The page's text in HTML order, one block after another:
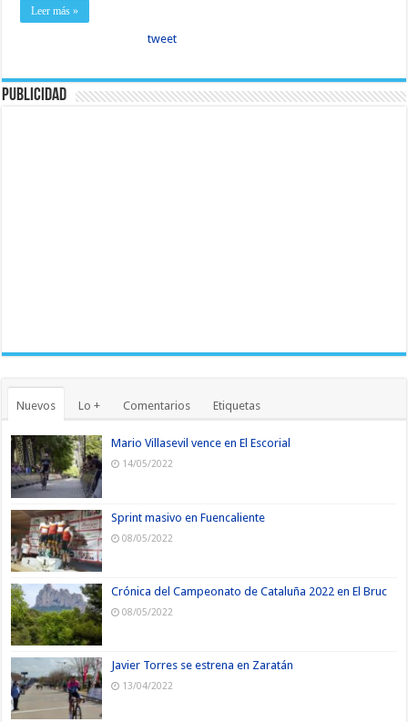
Leer más »
tweet
Publicidad
Nuevos Lo + Comentarios Etiquetas
Mario Villasevil vence en El Escorial
14/05/2022
Sprint masivo en Fuencaliente
08/05/2022
Crónica del Campeonato de Cataluña 2022 en El Bruc
08/05/2022
Javier Torres se estrena en Zaratán
13/04/2022